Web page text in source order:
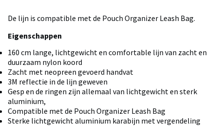
De lijn is compatible met de Pouch Organizer Leash Bag.
Eigenschappen
160 cm lange, lichtgewicht en comfortable lijn van zacht en
duurzaam nylon koord
Zacht met neopreen gevoerd handvat
3M reflectie in de lijn geweven
Gesp en de ringen zijn allemaal van lichtgewicht en sterk
aluminium,
Compatible met de Pouch Organizer Leash Bag
Sterke lichtgewicht aluminium karabijn met vergendeling